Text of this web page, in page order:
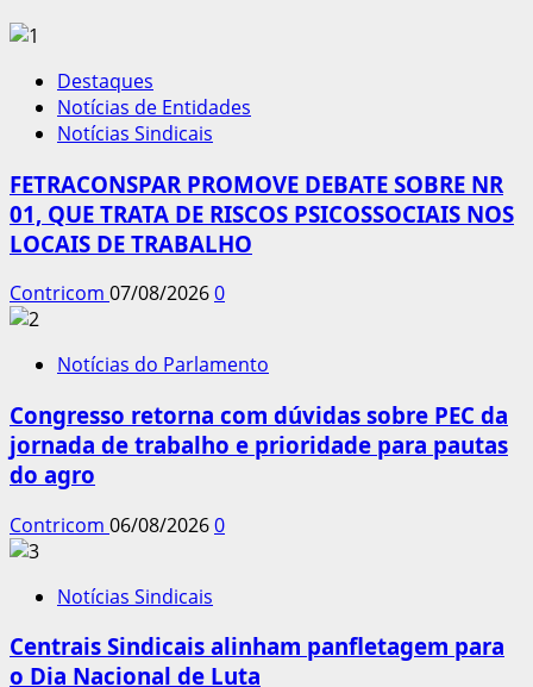
Destaques
Notícias de Entidades
Notícias Sindicais
FETRACONSPAR PROMOVE DEBATE SOBRE NR
01, QUE TRATA DE RISCOS PSICOSSOCIAIS NOS
LOCAIS DE TRABALHO
Contricom 07/08/20260
Notícias do Parlamento
Congresso retorna com dúvidas sobre PEC da
jornada de trabalho e prioridade para pautas
do agro
Contricom 06/08/20260
Notícias Sindicais
Centrais Sindicais alinham panfletagem para
o Dia Nacional de Luta